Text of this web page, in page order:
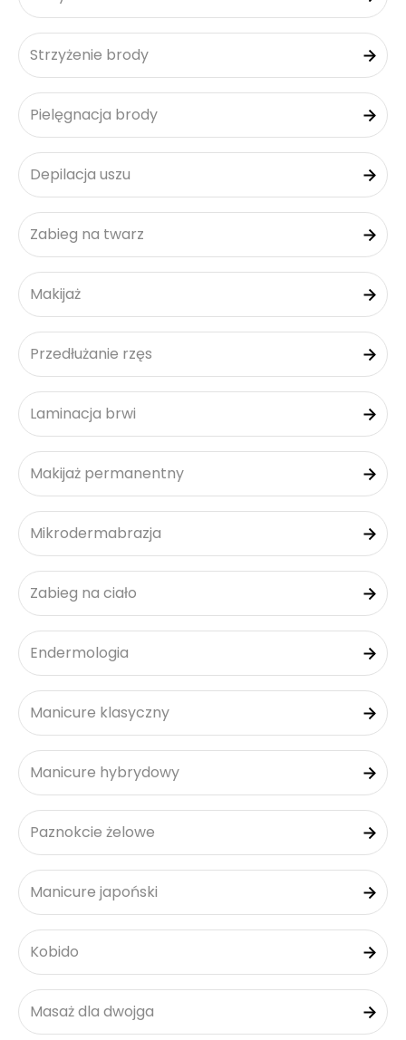
Strzyżenie brody
Pielęgnacja brody
Depilacja uszu
Zabieg na twarz
Makijaż
Przedłużanie rzęs
Laminacja brwi
Makijaż permanentny
Mikrodermabrazja
Zabieg na ciało
Endermologia
Manicure klasyczny
Manicure hybrydowy
Paznokcie żelowe
Manicure japoński
Kobido
Masaż dla dwojga